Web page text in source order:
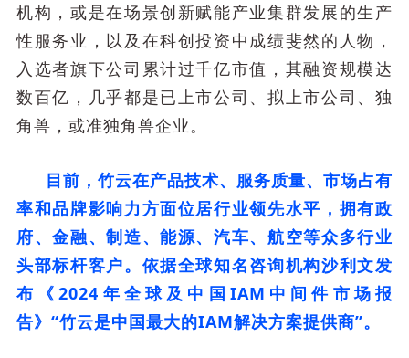
机构，或是在场景创新赋能产业集群发展的生产
性服务业，以及在科创投资中成绩斐然的人物，
入选者旗下公司累计过千亿市值，其融资规模达
数百亿，几乎都是已上市公司、拟上市公司、独
角兽，或准独角兽企业。
目前，竹云在产品技术、服务质量、市场占有
率和品牌影响力方面位居行业领先水平，拥有政
府、金融、制造、能源、汽车、航空等众多行业
头部标杆客户。依据全球知名咨询机构沙利文发
布《2024年全球及中国IAM中间件市场报
告》“竹云是中国最大的IAM解决方案提供商”。